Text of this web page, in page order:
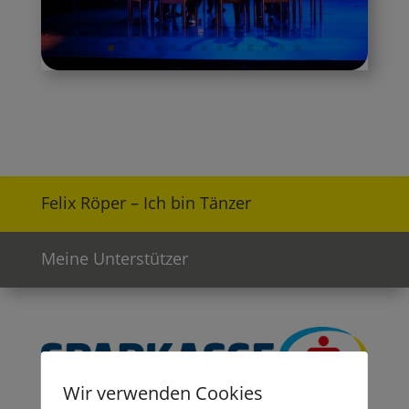
Felix Röper – Ich bin Tänzer
Meine Unterstützer
Wir verwenden Cookies